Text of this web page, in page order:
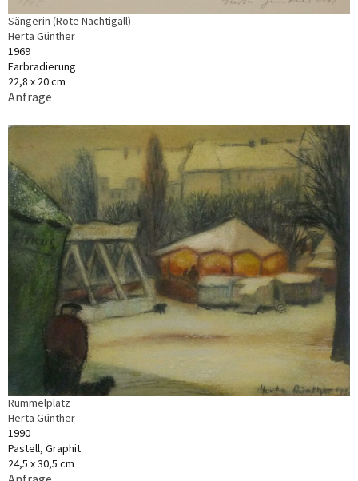
Sängerin (Rote Nachtigall)
Herta Günther
1969
Farbradierung
22,8 x 20 cm
Anfrage
Rummelplatz
Herta Günther
1990
Pastell, Graphit
24,5 x 30,5 cm